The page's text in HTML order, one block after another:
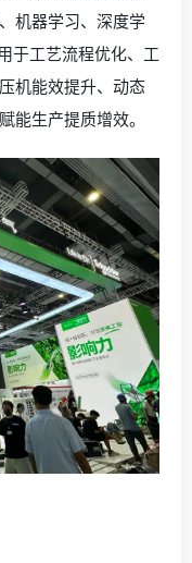
机器学习、深度学
于工艺流程优化、工
机能效提升、动态
能生产提质增效。